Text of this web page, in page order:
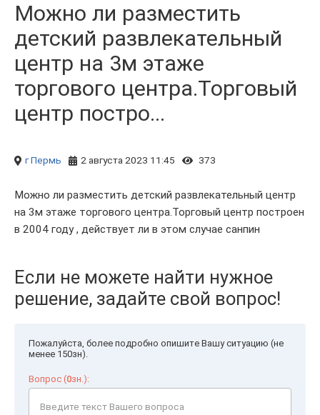
Можно ли разместить
детский развлекательный
центр на 3м этаже
торгового центра.Торговый
центр постро...
г Пермь 2 августа 2023 11:45 373
Можно ли разместить детский развлекательный центр
на 3м этаже торгового центра.Торговый центр построен
в 2004 году , действует ли в этом случае санпин
Если не можете найти нужное
решение, задайте свой вопрос!
Пожалуйста, более подробно опишите Вашу ситуацию (не
менее 150зн).
Вопрос (0зн.):